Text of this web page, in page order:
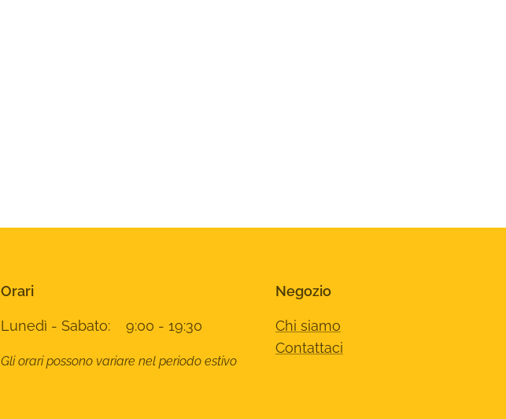
Orari
Lunedì - Sabato: 9:00 - 19:30
Gli orari possono variare nel periodo estivo
Negozio
Chi siamo
Contattaci